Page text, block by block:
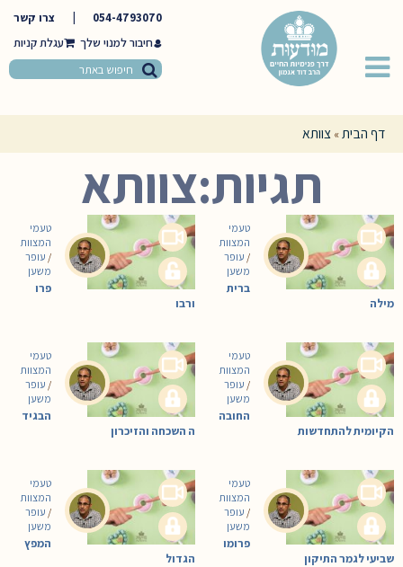
054-4793070
צרו קשר
חיבור למנוי שלך
דף הבית» צוותא
תגיות:צוותא
טעמי
המצוות
/ עופר
משען
פרו
ורבו
טעמי
המצוות
/ עופר
משען
ברית
מילה
טעמי
המצוות
/ עופר
משען
הבגיד
ה השכחה והזיכרון
טעמי
המצוות
/ עופר
משען
החובה
הקיומית להתחדשות
טעמי
המצוות
/ עופר
משען
המפץ
הגדול
טעמי
המצוות
/ עופר
משען
פרומו
שביעי לגמר התיקון